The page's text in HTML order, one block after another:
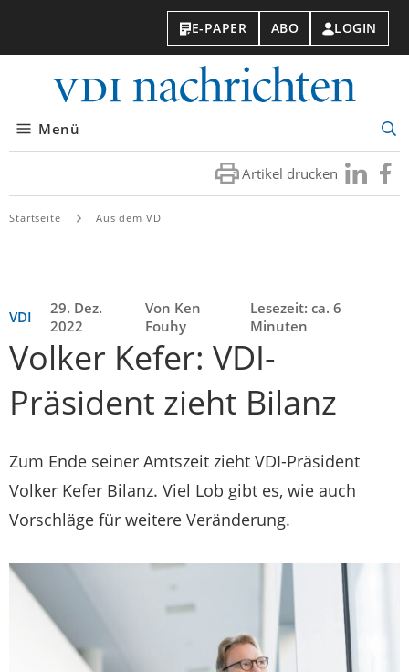
E-PAPER ABO LOGIN
Menü
Artikel drucken Besuchen
Sie
Sie
Startseite Aus dem VDI
VDI
29. Dez.
2022
Von Ken
Fouhy
Lesezeit: ca. 6
Minuten
Volker Kefer: VDI-
Präsident zieht Bilanz
Zum Ende seiner Amtszeit zieht VDI-Präsident
Volker Kefer Bilanz. Viel Lob gibt es, wie auch
Vorschläge für weitere Veränderung.